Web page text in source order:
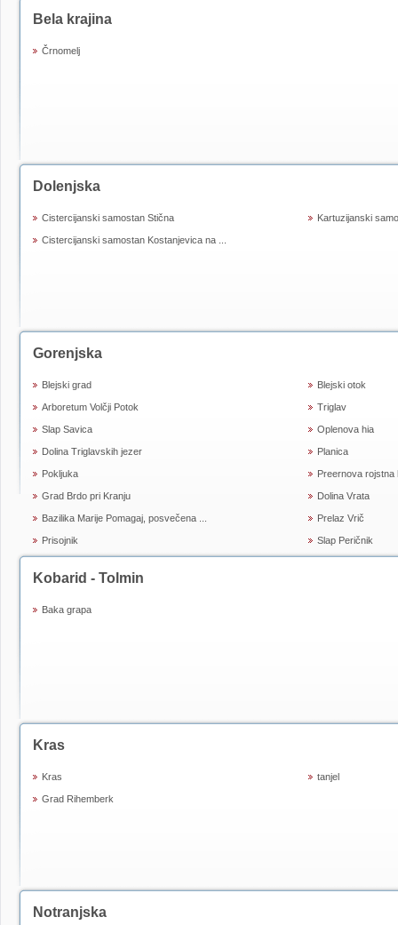
Bela krajina
Črnomelj
Dolenjska
Cistercijanski samostan Stična Kartuzijanski
Cistercijanski samostan Kostanjevica na ...
Gorenjska
Blejski grad Blejski otok
Arboretum Volčji Potok Triglav
Slap Savica Oplenova hia
Dolina Triglavskih jezer Planica
Pokljuka Preernova rojstna
Grad Brdo pri Kranju Dolina Vrata
Bazilika Marije Pomagaj, posvečena ... Prelaz Vrič
Prisojnik Slap Peričnik
Kobarid - Tolmin
Baka grapa
Kras
Kras tanjel
Grad Rihemberk
Notranjska